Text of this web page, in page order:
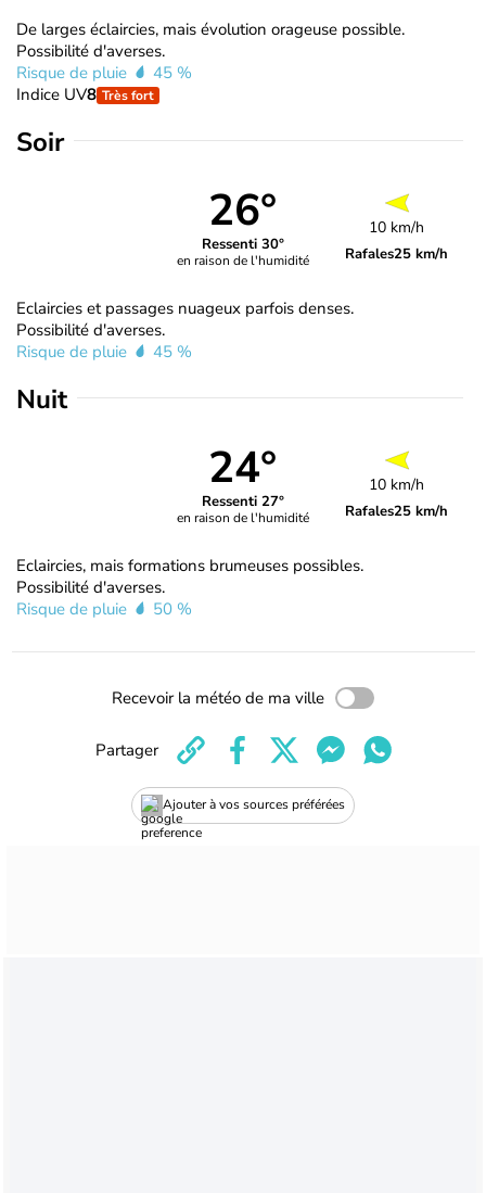
De larges éclaircies, mais évolution orageuse possible.
Possibilité d'averses.
Risque de pluie
45 %
Indice UV8 Très fort
Soir
26°
Ressenti 30°
en raison de l'humidité
10 km/h
Rafales25 km/h
Eclaircies et passages nuageux parfois denses.
Possibilité d'averses.
Risque de pluie
45 %
Nuit
24°
Ressenti 27°
en raison de l'humidité
10 km/h
Rafales25 km/h
Eclaircies, mais formations brumeuses possibles.
Possibilité d'averses.
Risque de pluie
50 %
Recevoir la météo de ma ville
Ajouter à vos sources préférées
Partager